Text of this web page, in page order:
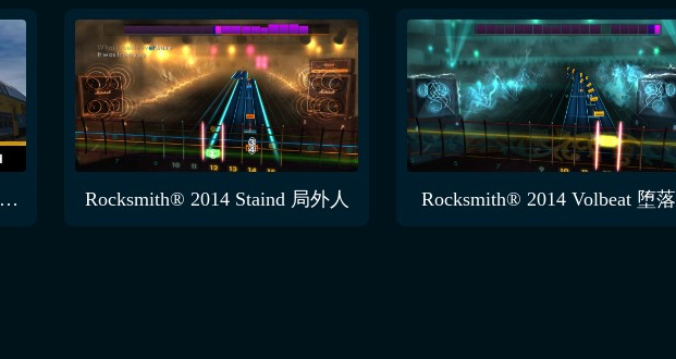
火车模拟 Plus DLC PREG B16mnopux 106 Rocksmith® 2014 Staind 局外人 Rocksmith® 2014 Volbeat 堕落